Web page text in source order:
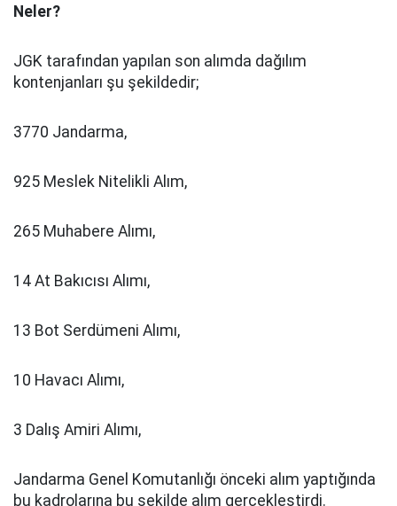
Neler?
JGK tarafından yapılan son alımda dağılım
kontenjanları şu şekildedir;
3770 Jandarma,
925 Meslek Nitelikli Alım,
265 Muhabere Alımı,
14 At Bakıcısı Alımı,
13 Bot Serdümeni Alımı,
10 Havacı Alımı,
3 Dalış Amiri Alımı,
Jandarma Genel Komutanlığı önceki alım yaptığında
bu kadrolarına bu şekilde alım gerçekleştirdi.